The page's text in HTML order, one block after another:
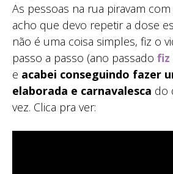
As pessoas na rua piravam
acho que devo repetir a dose
não é uma coisa simples, fiz o
passo a passo (ano passado
e acabei conseguindo fazer
elaborada e carnavalesca do
vez. Clica pra ver: